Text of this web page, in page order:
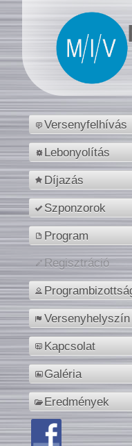
Versenyfelhívás
Lebonyolítás
Díjazás
Szponzorok
Program
Regisztráció
Versenyhelyszín
Kapcsolat
Galéria
Eredmények